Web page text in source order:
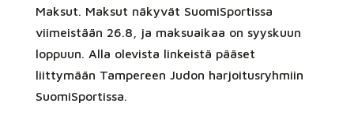
Maksut. Maksut näkyvät SuomiSportissa
viimeistään 26.8, ja maksuaikaa on syyskuun
loppuun. Alla olevista linkeistä pääset
liittymään Tampereen Judon harjoitusryhmiin
SuomiSportissa.